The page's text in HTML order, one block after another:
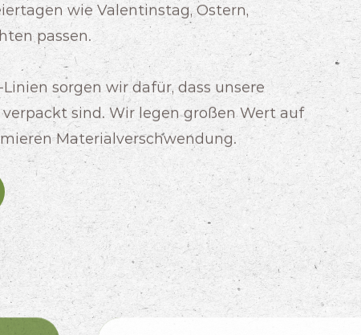
wie Valentinstag, Ostern,
passen.
sorgen wir dafür, dass unsere
sind. Wir legen großen Wert auf
Materialverschwendung.